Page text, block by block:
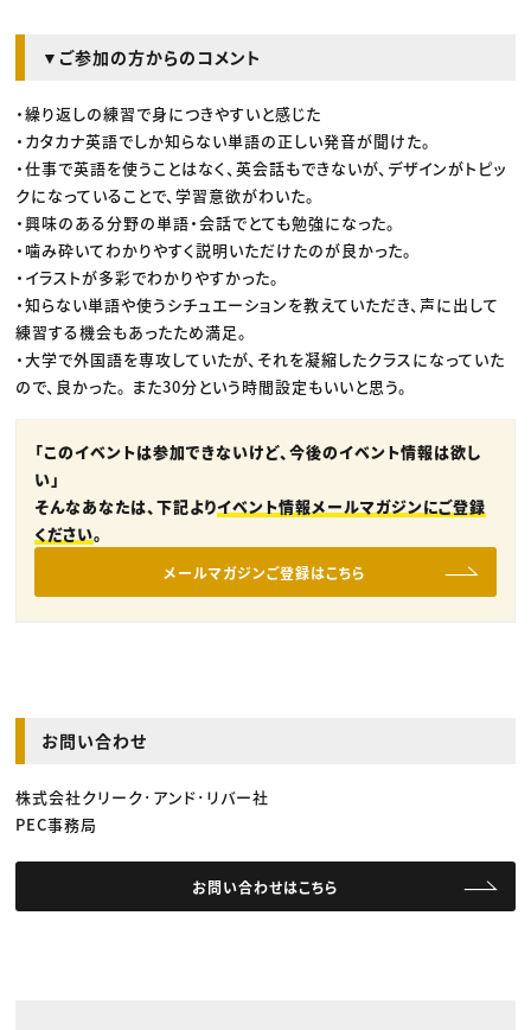
▼ご参加の方からのコメント
・繰り返しの練習で身につきやすいと感じた
・カタカナ英語でしか知らない単語の正しい発音が聞けた。
・仕事で英語を使うことはなく、英会話もできないが、デザインがトピッ
クになっていることで、学習意欲がわいた。
・興味のある分野の単語・会話でとても勉強になった。
・噛み砕いてわかりやすく説明いただけたのが良かった。
・イラストが多彩でわかりやすかった。
・知らない単語や使うシチュエーションを教えていただき、声に出して
練習する機会もあったため満足。
・大学で外国語を専攻していたが、それを凝縮したクラスになっていた
ので、良かった。 また30分という時間設定もいいと思う。
「このイベントは参加できないけど、今後のイベント情報は欲し
い」
そんなあなたは、下記よりイベント情報メールマガジンにご登録
ください。
メールマガジンご登録はこちら
お問い合わせ
株式会社クリーク･アンド･リバー社
PEC事務局
お問い合わせはこちら